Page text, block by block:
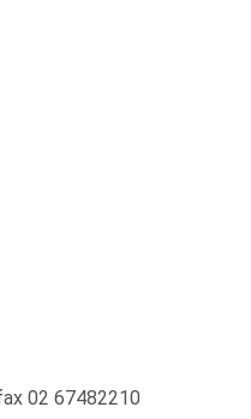
02 67482210